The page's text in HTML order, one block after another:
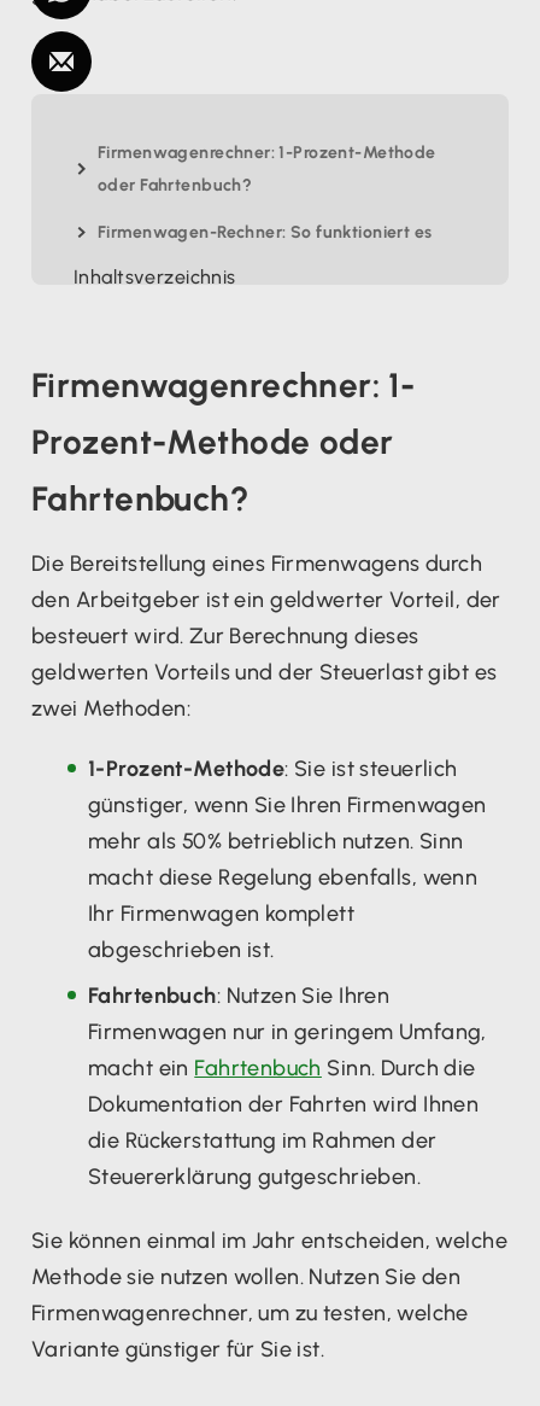
Firmenwagenrechner: 1-Prozent-Methode
oder Fahrtenbuch?
Firmenwagen-Rechner: So funktioniert es
Inhaltsverzeichnis
Firmenwagenrechner: 1-
Prozent-Methode oder
Fahrtenbuch?
Die Bereitstellung eines Firmenwagens durch
den Arbeitgeber ist ein geldwerter Vorteil, der
besteuert wird. Zur Berechnung dieses
geldwerten Vorteils und der Steuerlast gibt es
zwei Methoden:
1-Prozent-Methode: Sie ist steuerlich
günstiger, wenn Sie Ihren Firmenwagen
mehr als 50% betrieblich nutzen. Sinn
macht diese Regelung ebenfalls, wenn
Ihr Firmenwagen komplett
abgeschrieben ist.
Fahrtenbuch: Nutzen Sie Ihren
Firmenwagen nur in geringem Umfang,
macht ein Fahrtenbuch Sinn. Durch die
Dokumentation der Fahrten wird Ihnen
die Rückerstattung im Rahmen der
Steuererklärung gutgeschrieben.
Sie können einmal im Jahr entscheiden, welche
Methode sie nutzen wollen. Nutzen Sie den
Firmenwagenrechner, um zu testen, welche
Variante günstiger für Sie ist.